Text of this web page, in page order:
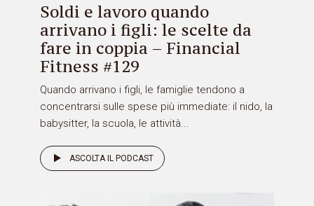
Soldi e lavoro quando
arrivano i figli: le scelte da
fare in coppia – Financial
Fitness #129
Quando arrivano i figli, le famiglie tendono a
concentrarsi sulle spese più immediate: il nido, la
babysitter, la scuola, le attività...
ASCOLTA IL PODCAST